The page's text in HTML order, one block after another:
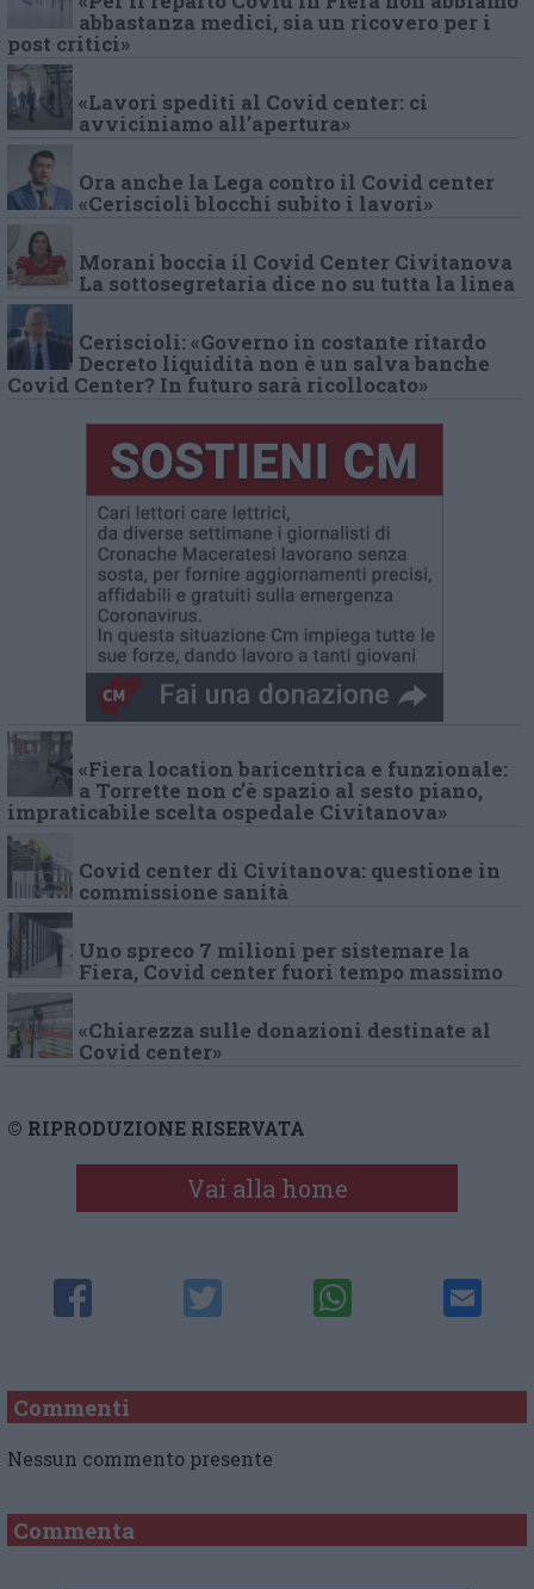
abbastanza medici, sia un ricovero per i
post critici»
«Lavori spediti al Covid center: ci
avviciniamo all’apertura»
Ora anche la Lega contro il Covid center
«Ceriscioli blocchi subito i lavori»
Morani boccia il Covid Center Civitanova
La sottosegretaria dice no su tutta la linea
Ceriscioli: «Governo in costante ritardo
Decreto liquidità non è un salva banche
Covid Center? In futuro sarà ricollocato»
«Fiera location baricentrica e funzionale:
a Torrette non c’è spazio al sesto piano,
impraticabile scelta ospedale Civitanova»
Covid center di Civitanova: questione in
commissione sanità
Uno spreco 7 milioni per sistemare la
Fiera, Covid center fuori tempo massimo
«Chiarezza sulle donazioni destinate al
Covid center»
© RIPRODUZIONE RISERVATA
Vai alla home
Commenti
Nessun commento presente
Commenta